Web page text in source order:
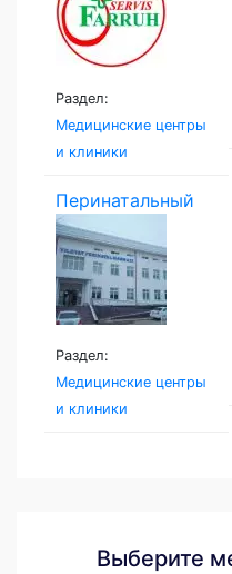
Раздел:
Медицинские центры
и клиники
Перинатальный
центр...
Раздел:
Медицинские центры
и клиники
Выберите